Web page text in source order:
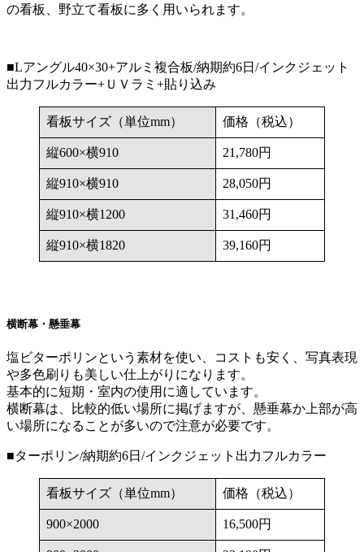
の看板、野立て看板に多く用いられます。
■Lアングル40×30+アルミ複合板/納期約6日/インクジェット
出力フルカラー+ＵＶラミ+貼り込み
看板サイズ（単位mm） 価格（税込）
縦600×横910 21,780円
縦910×横910 28,050円
縦910×横1200 31,460円
縦910×横1820 39,160円
横断幕・懸垂幕
塩ビターポリンという素材を使い、コストも安く、写真表現
や多色刷りも美しい仕上がりになります。
基本的に短期・室内の使用に適しています。
横断幕は、比較的低い場所に掲げますが、懸垂幕か上部が高
い場所になることが多いので注意が必要です。
■ターポリン/納期約6日/インクジェット出力フルカラー
看板サイズ（単位mm） 価格（税込）
900×2000 16,500円